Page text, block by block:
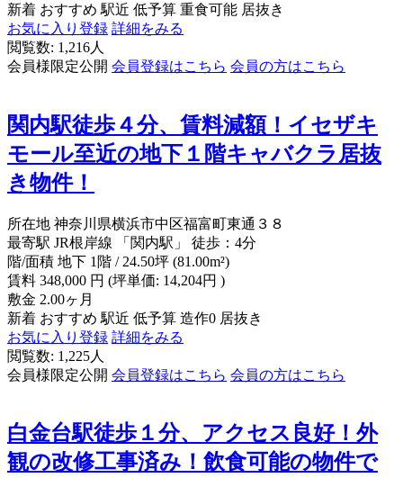
新着 おすすめ 駅近 低予算 重食可能 居抜き
お気に入り登録 詳細をみる
閲覧数: 1,216人
会員様限定公開 会員登録はこちら 会員の方はこちら
関内駅徒歩４分、賃料減額！イセザキ
モール至近の地下１階キャバクラ居抜
き物件！
所在地 神奈川県横浜市中区福富町東通３８
最寄駅 JR根岸線 「関内駅」 徒歩：4分
階/面積 地下 1階 / 24.50坪 (81.00m²)
賃料 348,000 円 (坪単価: 14,204円 )
敷金 2.00ヶ月
新着 おすすめ 駅近 低予算 造作0 居抜き
お気に入り登録 詳細をみる
閲覧数: 1,225人
会員様限定公開 会員登録はこちら 会員の方はこちら
白金台駅徒歩１分、アクセス良好！外
観の改修工事済み！飲食可能の物件で